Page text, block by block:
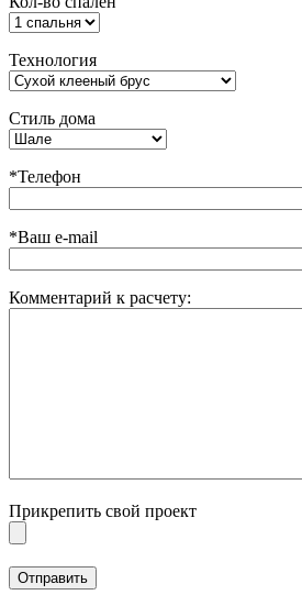
Технология
Стиль дома
*Телефон
*Ваш e-mail
Комментарий к расчету:
Прикрепить свой проект